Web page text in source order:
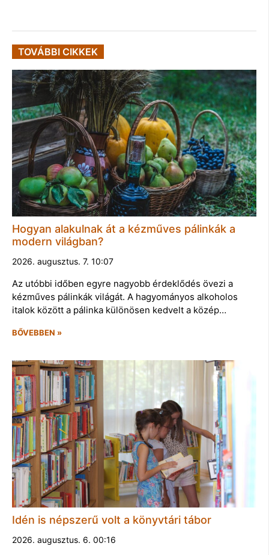
TOVÁBBI CIKKEK
Hogyan alakulnak át a kézműves pálinkák a
modern világban?
2026. augusztus. 7. 10:07
Az utóbbi időben egyre nagyobb érdeklődés övezi a
kézműves pálinkák világát. A hagyományos alkoholos
italok között a pálinka különösen kedvelt a közép…
BŐVEBBEN »
Idén is népszerű volt a könyvtári tábor
2026. augusztus. 6. 00:16